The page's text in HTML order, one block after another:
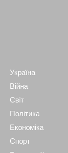
Україна
Війна
Світ
Політика
Економіка
Спорт